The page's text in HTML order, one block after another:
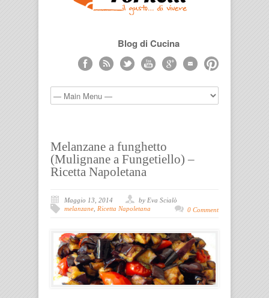
Blog di Cucina
Melanzane a funghetto
(Mulignane a Fungetiello) –
Ricetta Napoletana
Maggio 13, 2014
by Eva Scialò
melanzane Ricetta Napoletana 0 Comment